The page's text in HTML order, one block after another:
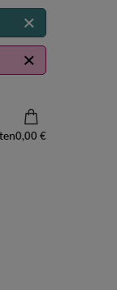
0,00 €